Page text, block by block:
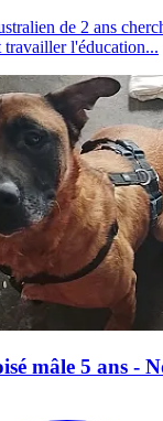
de 2 ans
travailler l'éducation...
mâle 5 ans -